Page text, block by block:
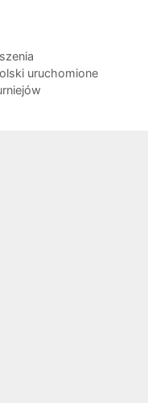
uruchomione